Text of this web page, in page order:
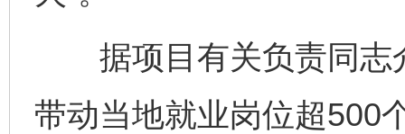
据项目有关负责同志
带动当地就业岗位超500